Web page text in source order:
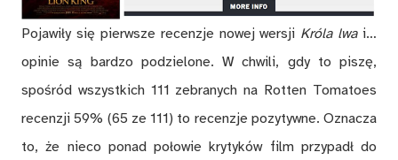
Pojawiły się pierwsze recenzje nowej wersji Króla lwai…
opinie są bardzo podzielone. W chwili, gdy to piszę,
spośród wszystkich 111 zebranych na Rotten Tomatoes
recenzji 59% (65 ze 111) to recenzje pozytywne. Oznacza
to, że nieco ponad połowie krytyków film przypadł do